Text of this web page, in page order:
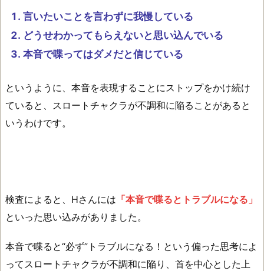
言いたいことを言わずに我慢している
どうせわかってもらえないと思い込んでいる
本音で喋ってはダメだと信じている
というように、本音を表現することにストップをかけ続け
ていると、スロートチャクラが不調和に陥ることがあると
いうわけです。
検査によると、Hさんには 「本音で喋るとトラブルになる」
といった思い込みがありました。
本音で喋ると“必ず”トラブルになる！という偏った思考によ
ってスロートチャクラが不調和に陥り、首を中心とした上